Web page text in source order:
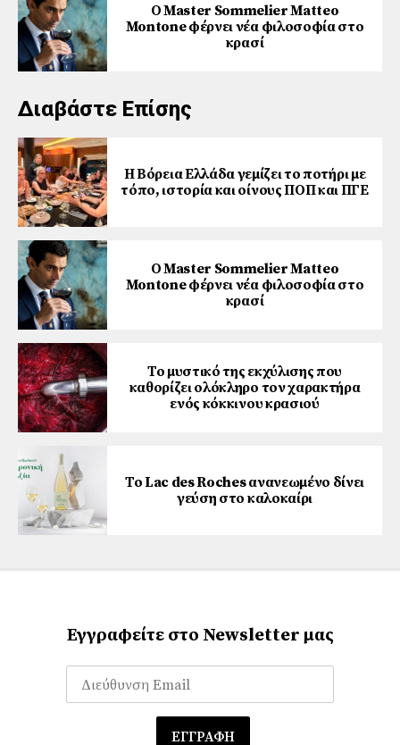
Ο Master Sommelier Matteo
Montone φέρνει νέα φιλοσοφία στο
κρασί
Διαβάστε Επίσης
Η Βόρεια Ελλάδα γεμίζει το ποτήρι με
τόπο, ιστορία και οίνους ΠΟΠ και ΠΓΕ
Ο Master Sommelier Matteo
Montone φέρνει νέα φιλοσοφία στο
κρασί
Το μυστικό της εκχύλισης που
καθορίζει ολόκληρο τον χαρακτήρα
ενός κόκκινου κρασιού
Το Lac des Roches ανανεωμένο δίνει
γεύση στο καλοκαίρι
Εγγραφείτε στο Newsletter μας